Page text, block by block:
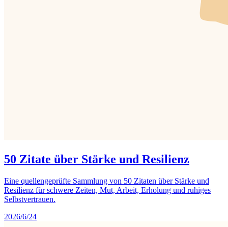
50 Zitate über Stärke und Resilienz
Eine quellengeprüfte Sammlung von 50 Zitaten über Stärke und
Resilienz für schwere Zeiten, Mut, Arbeit, Erholung und ruhiges
Selbstvertrauen.
2026/6/24